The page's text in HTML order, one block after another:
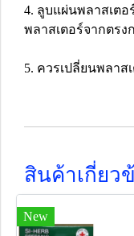
4. ลูบแผ่นพลาสเต
พลาสเตอร์จากตรง
5. ควรเปลี่ยนพลาส
สินค้าเกี่ยว
New